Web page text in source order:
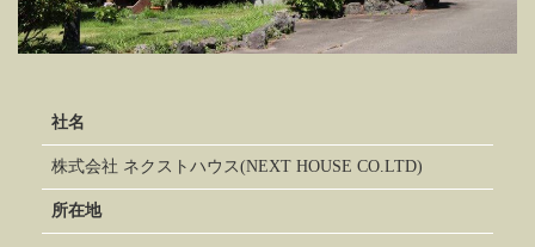
社名
株式会社 ネクストハウス(NEXT HOUSE CO.LTD)
所在地